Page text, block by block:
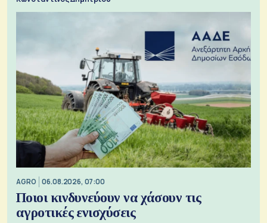
AGRO 06.08.2026, 07:00
Ποιοι κινδυνεύουν να χάσουν τις
αγροτικές ενισχύσεις